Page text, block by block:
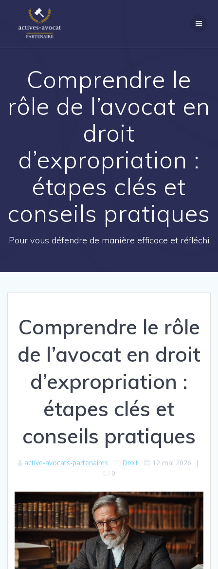
Comprendre le
rôle de l’avocat en
droit
d’expropriation :
étapes clés et
conseils pratiques
Pour vous défendre de manière efficace et réfléchi
Comprendre le rôle
de l’avocat en droit
d’expropriation :
étapes clés et
conseils pratiques
active-avocats-partenaires Droit 12 mai 2026 |
0